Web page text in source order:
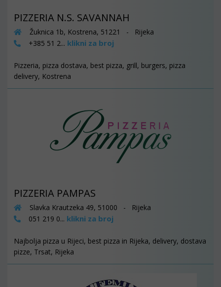
PIZZERIA N.S. SAVANNAH
Žuknica 1b, Kostrena, 51221 - Rijeka
+385 51 2... klikni za broj
Pizzeria, pizza dostava, best pizza, grill, burgers, pizza
delivery, Kostrena
PIZZERIA PAMPAS
Slavka Krautzeka 49, 51000 - Rijeka
051 219 0... klikni za broj
Najbolja pizza u Rijeci, best pizza in Rijeka, delivery, dostava
pizze, Trsat, Rijeka